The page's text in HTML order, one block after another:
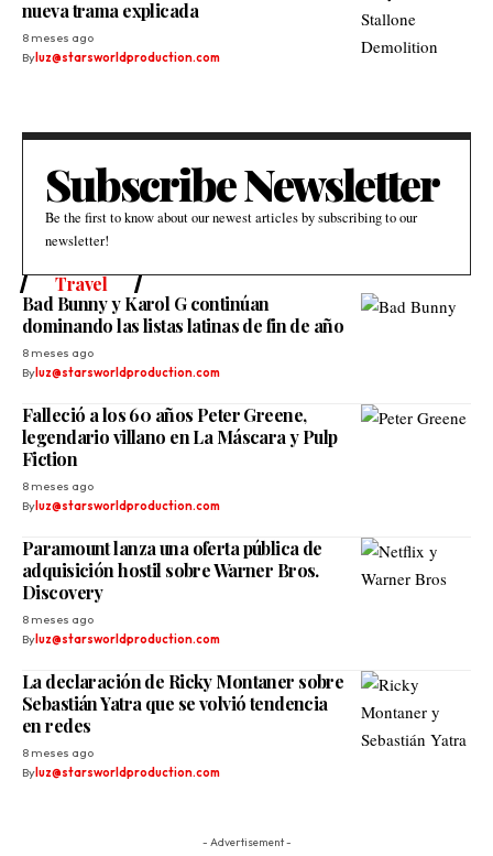
nueva trama explicada
8 meses ago
By luz@starsworldproduction.com
Subscribe Newsletter
Be the first to know about our newest articles by subscribing to our
newsletter!
Travel
Bad Bunny y Karol G continúan
dominando las listas latinas de fin de año
8 meses ago
By luz@starsworldproduction.com
Falleció a los 60 años Peter Greene,
legendario villano en La Máscara y Pulp
Fiction
8 meses ago
By luz@starsworldproduction.com
Paramount lanza una oferta pública de
adquisición hostil sobre Warner Bros.
Discovery
8 meses ago
By luz@starsworldproduction.com
La declaración de Ricky Montaner sobre
Sebastián Yatra que se volvió tendencia
en redes
8 meses ago
By luz@starsworldproduction.com
- Advertisement -